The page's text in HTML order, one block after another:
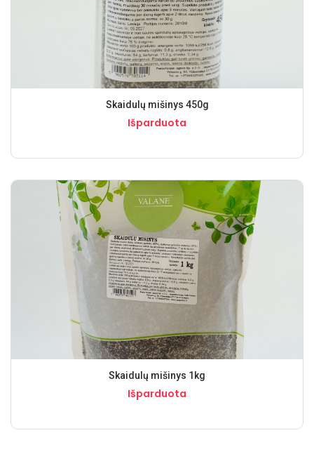
Skaidulų mišinys 450g
Išparduota
Skaidulų mišinys 1kg
Išparduota